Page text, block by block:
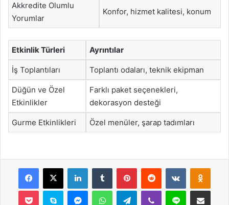
Akkredite Olumlu
Yorumlar
Konfor, hizmet kalitesi, konum
Etkinlik Türleri Ayrıntılar
İş Toplantıları Toplantı odaları, teknik ekipman
Düğün ve Özel
Etkinlikler
Farklı paket seçenekleri,
dekorasyon desteği
Gurme Etkinlikleri Özel menüler, şarap tadımları
Facebook
X LinkedInTumblr PinterestReddit VKontakte
Pocket Skype MessengerWhatsAppTelegramViber Line E-Posta ile